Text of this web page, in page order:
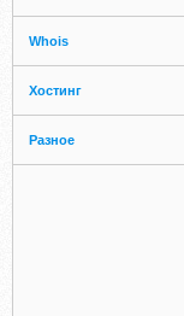
Whois
Хостинг
Разное